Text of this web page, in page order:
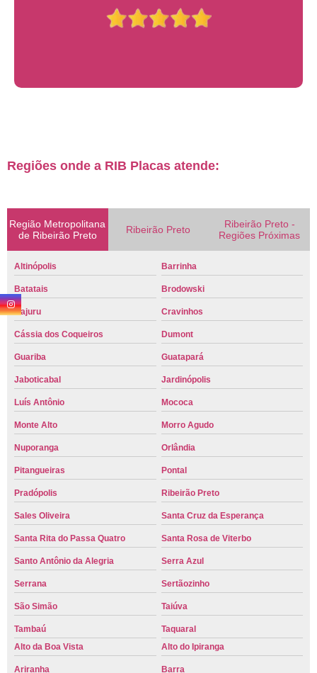
Regiões onde a RIB Placas atende:
Região Metropolitana
de Ribeirão Preto
Ribeirão Preto
Ribeirão Preto -
Regiões Próximas
Altinópolis Barrinha
Batatais Brodowski
Cajuru Cravinhos
Cássia dos Coqueiros Dumont
Guariba Guatapará
Jaboticabal Jardinópolis
Luís Antônio Mococa
Monte Alto Morro Agudo
Nuporanga Orlândia
Pitangueiras Pontal
Pradópolis Ribeirão Preto
Sales Oliveira Santa Cruz da Esperança
Santa Rita do Passa Quatro Santa Rosa de Viterbo
Santo Antônio da Alegria Serra Azul
Serrana Sertãozinho
São Simão Taiúva
Tambaú
Taquaral
Alto da Boa Vista
Alto do Ipiranga
Ariranha Barra